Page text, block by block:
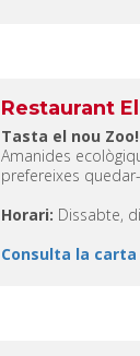
Restaurant
Tasta el nou Zoo!
Amanides
prefereixes
Horari: Dissabte,
Consulta la carta